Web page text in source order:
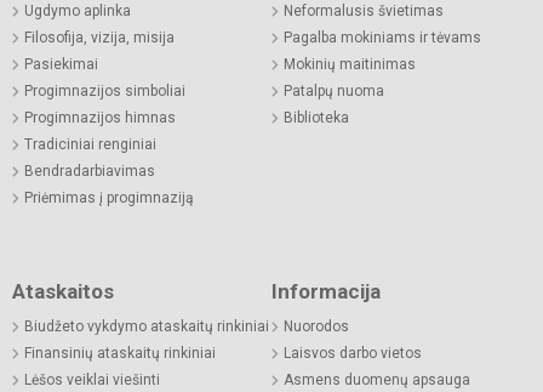
Ugdymo aplinka
Filosofija, vizija, misija
Pasiekimai
Progimnazijos simboliai
Progimnazijos himnas
Tradiciniai renginiai
Bendradarbiavimas
Priėmimas į progimnaziją
Neformalusis švietimas
Pagalba mokiniams ir tėvams
Mokinių maitinimas
Patalpų nuoma
Biblioteka
Ataskaitos
Biudžeto vykdymo ataskaitų rinkiniai
Finansinių ataskaitų rinkiniai
Lėšos veiklai viešinti
Informacija
Nuorodos
Laisvos darbo vietos
Asmens duomenų apsauga